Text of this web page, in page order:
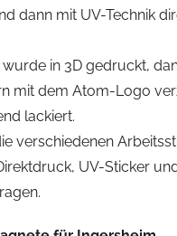
dann mit UV-Technik
wurde in 3D gedruckt,
mit dem Atom-Logo
lackiert.
verschiedenen
UV-Sticker